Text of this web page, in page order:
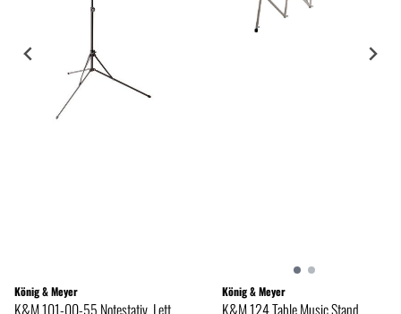
König & Meyer
K&M 101-00-55 Notestativ, Lett,
König & Meyer
K&M 124 Table Music Stand